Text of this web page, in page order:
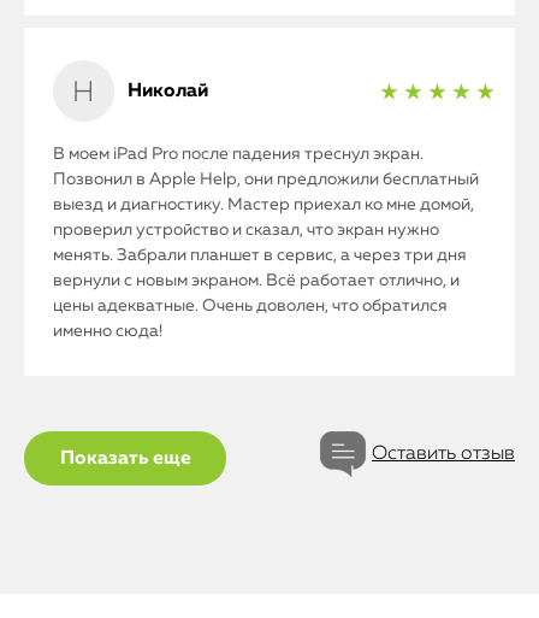
Николай ★ ★ ★ ★ ★
В моем iPad Pro после падения треснул экран.
Позвонил в Apple Help, они предложили бесплатный
выезд и диагностику. Мастер приехал ко мне домой,
проверил устройство и сказал, что экран нужно
менять. Забрали планшет в сервис, а через три дня
вернули с новым экраном. Всё работает отлично, и
цены адекватные. Очень доволен, что обратился
именно сюда!
Показать еще Оставить отзыв